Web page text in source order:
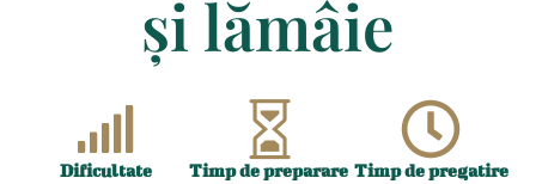
și lămâie
Dificultate Timp de preparare Timp de pregatire